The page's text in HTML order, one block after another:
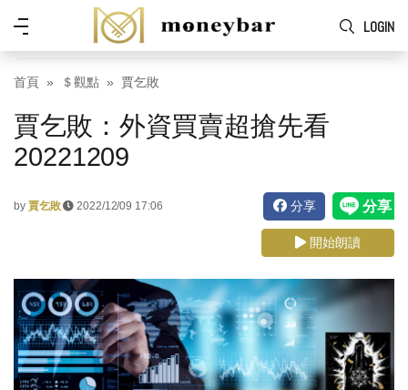
Skip to main content
LOGIN
功
能
表
首頁 ＄觀點 賈乞敗
賈乞敗：外資買賣超搶先看
20221209
by 賈乞敗 2022/12/09 17:06 分享
開始朗讀